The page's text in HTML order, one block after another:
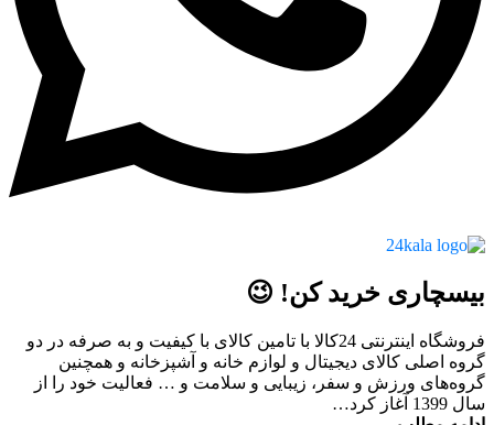
بیسچاری خرید کن! 😉
فروشگاه اینترنتی 24کالا با تامین کالای با کیفیت و به صرفه در دو
گروه اصلی کالای دیجیتال و لوازم خانه و آشپزخانه و همچنین
گروه‌های ورزش و سفر، زیبایی و سلامت و … فعالیت خود را از
سال 1399 آغاز کرد…